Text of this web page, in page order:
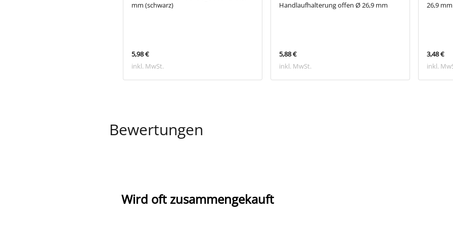
mm (schwarz)
5,98 €
inkl. MwSt.
Handlaufhalterung offen Ø 26,9 mm
5,88 €
inkl. MwSt.
26,9
3,48 €
inkl.
Bewertungen
Wird oft zusammengekauft